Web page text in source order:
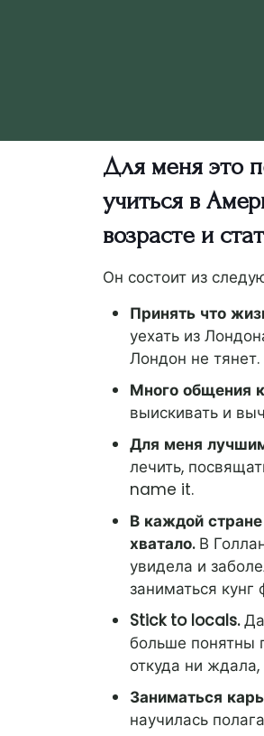
Для меня это
учиться в
возрасте и
Он состоит из
Принять что
уехать из
Лондон не тянет.
Много общения
выискивать и
Для меня
лечить,
name it.
В каждой
хватало.В
увидела и
заниматься
Stick to locals.
больше понятны
откуда ни
Заниматься
научилась